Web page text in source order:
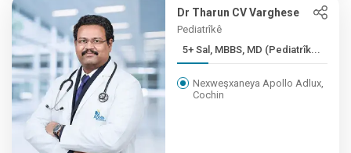
Dr Tharun CV Varghese
Pediatrîkê
5+ Sal, MBBS, MD (Pediatrîk...
Nexweşxaneya Apollo Adlux,
Cochin